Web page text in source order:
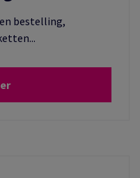
bestelling,